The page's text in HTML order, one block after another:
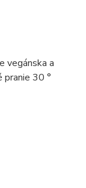
vegánska a
pranie 30 °